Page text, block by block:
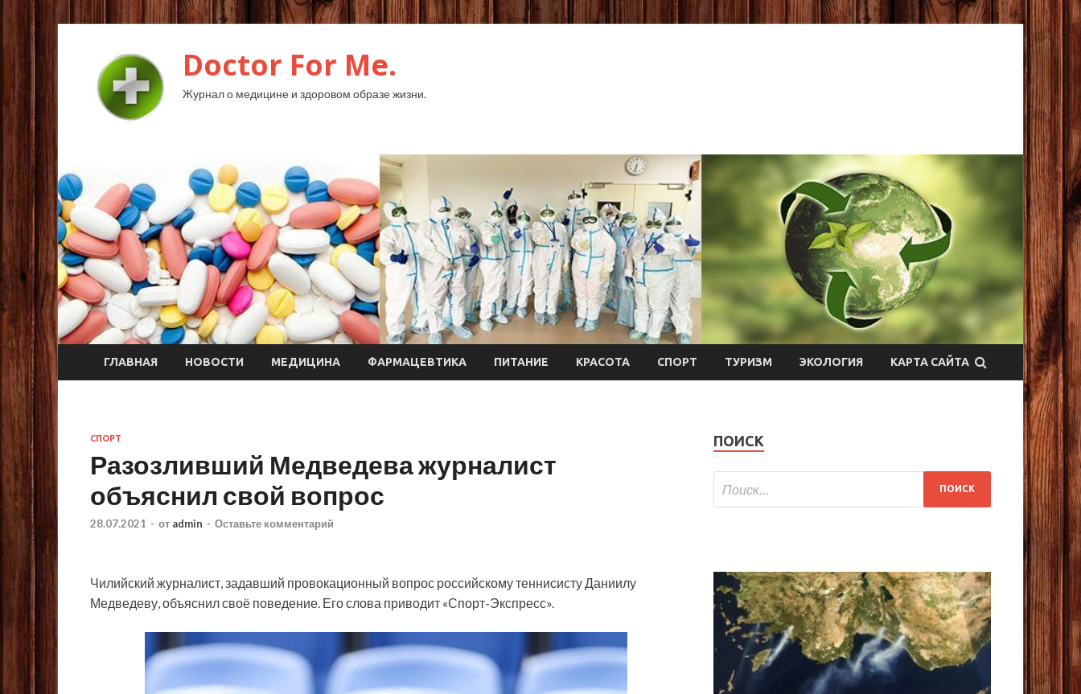
Doctor For Me.
Журнал о медицине и здоровом образе жизни.
ГЛАВНАЯ НОВОСТИ МЕДИЦИНА ФАРМАЦЕВТИКА ПИТАНИЕ КРАСОТА СПОРТ ТУРИЗМ ЭКОЛОГИЯ КАРТА САЙТА
СПОРТ
Разозливший Медведева журналист
объяснил свой вопрос
28.07.2021 - от admin - Оставьте комментарий
Чилийский журналист, задавший провокационный вопрос российскому теннисисту Даниилу
Медведеву, объяснил своё поведение. Его слова приводит «Спорт-Экспресс».
ПОИСК